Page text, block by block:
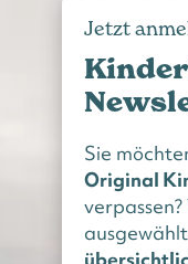
Jetzt
Sie
Original